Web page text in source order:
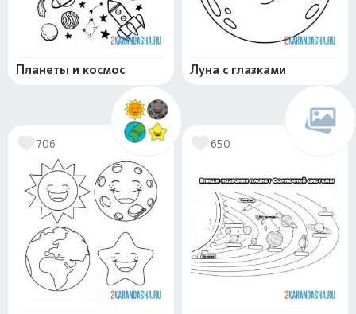
Планеты и космос Луна с глазками
706 650